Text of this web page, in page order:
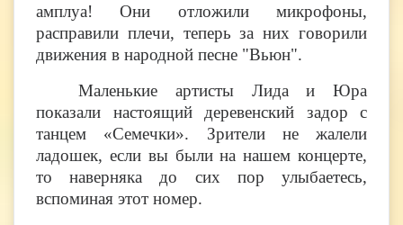
амплуа! Они отложили микрофоны,
расправили плечи, теперь за них говорили
движения в народной песне "Вьюн".
Маленькие артисты Лида и Юра
показали настоящий деревенский задор с
танцем «Семечки». Зрители не жалели
ладошек, если вы были на нашем концерте,
то наверняка до сих пор улыбаетесь,
вспоминая этот номер.